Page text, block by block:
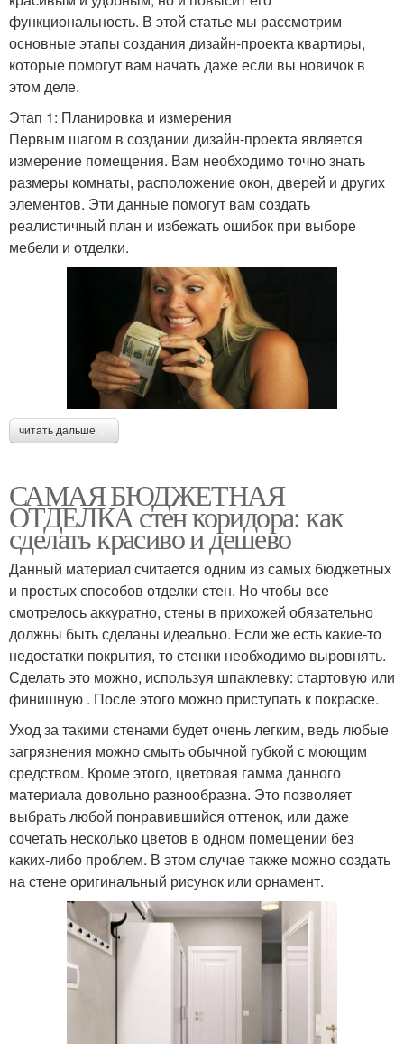
функциональность. В этой статье мы рассмотрим
основные этапы создания дизайн-проекта квартиры,
которые помогут вам начать даже если вы новичок в
этом деле.
Этап 1: Планировка и измерения
Первым шагом в создании дизайн-проекта является
измерение помещения. Вам необходимо точно знать
размеры комнаты, расположение окон, дверей и других
элементов. Эти данные помогут вам создать
реалистичный план и избежать ошибок при выборе
мебели и отделки.
читать дальше →
САМАЯ БЮДЖЕТНАЯ
ОТДЕЛКА стен коридора: как
сделать красиво и дешево
Данный материал считается одним из самых бюджетных
и простых способов отделки стен. Но чтобы все
смотрелось аккуратно, стены в прихожей обязательно
должны быть сделаны идеально. Если же есть какие-то
недостатки покрытия, то стенки необходимо выровнять.
Сделать это можно, используя шпаклевку: стартовую или
финишную . После этого можно приступать к покраске.
Уход за такими стенами будет очень легким, ведь любые
загрязнения можно смыть обычной губкой с моющим
средством. Кроме этого, цветовая гамма данного
материала довольно разнообразна. Это позволяет
выбрать любой понравившийся оттенок, или даже
сочетать несколько цветов в одном помещении без
каких-либо проблем. В этом случае также можно создать
на стене оригинальный рисунок или орнамент.